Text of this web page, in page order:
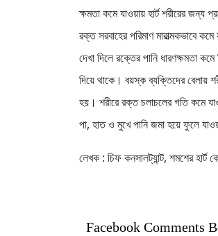
ক্ষমতা কমে যাওয়ায় হার্ট শরীরের
রক্ত সরবাহের পরিমাণ মারাত্মকভাবে
দেখা দিলে রক্তের পানি ধারণক্ষমতা
দিয়ে থাকে। বয়স্ক ব্যক্তিদের বেলায়
হয়। শরীরে রক্ত চলাচলের গতি কমে
পা, হাত ও মুখে পানি জমা হয়ে ফুলে
লেখক : চিফ কনসালট্যান্ট, শমশের হার্ট
Facebook Comments